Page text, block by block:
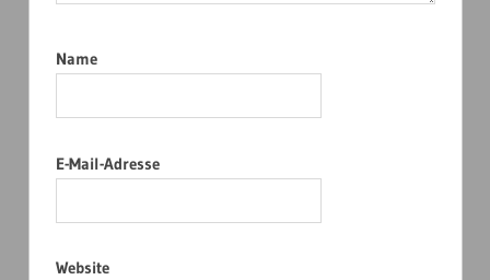
Name
E-Mail-Adresse
Website